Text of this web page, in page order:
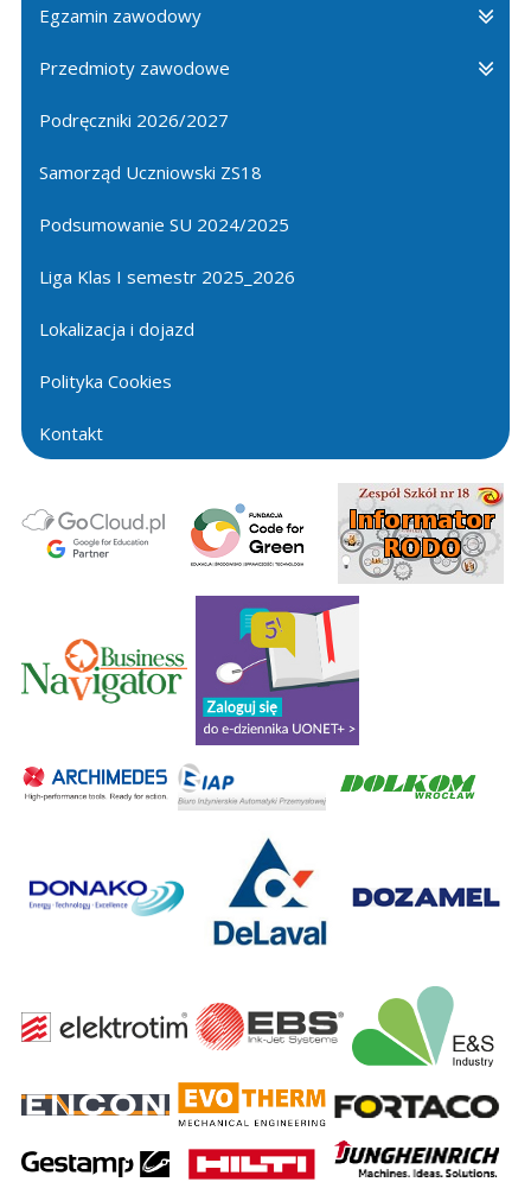
Egzamin zawodowy
Przedmioty zawodowe
Podręczniki 2026/2027
Samorząd Uczniowski ZS18
Podsumowanie SU 2024/2025
Liga Klas I semestr 2025_2026
Lokalizacja i dojazd
Polityka Cookies
Kontakt